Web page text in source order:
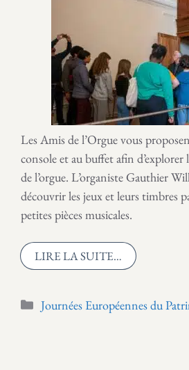
Les Amis de l’Orgue vous
console et au buffet afin d’explorer
de l’orgue. L’organiste Gauthier
découvrir les jeux et leurs timbres
petites pièces musicales.
LIRE LA SUITE…
Catégories
Journées Européennes du